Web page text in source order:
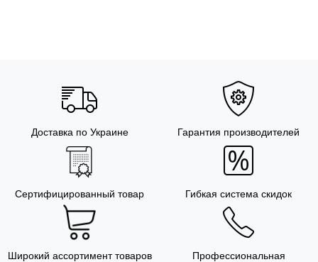
Доставка по Украине Гарантия производителей
Сертифицированный товар Гибкая система скидок
Широкий ассортимент товаров
Профессиональная